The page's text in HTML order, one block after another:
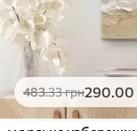
483.33грн290.00